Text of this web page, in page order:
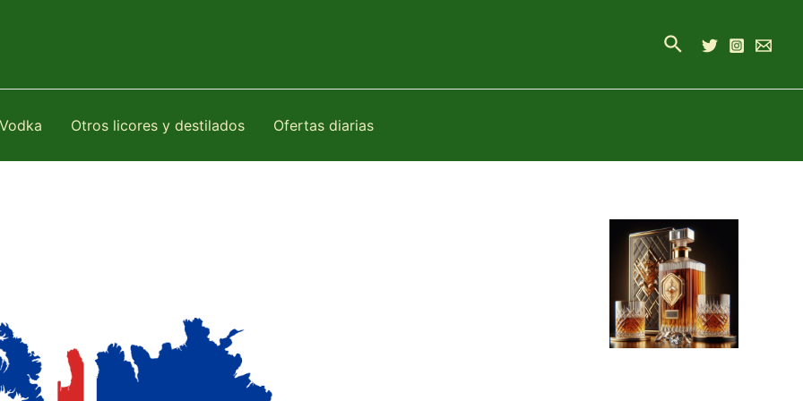
Buscar
Vodka Otros licores y destilados Ofertas diarias